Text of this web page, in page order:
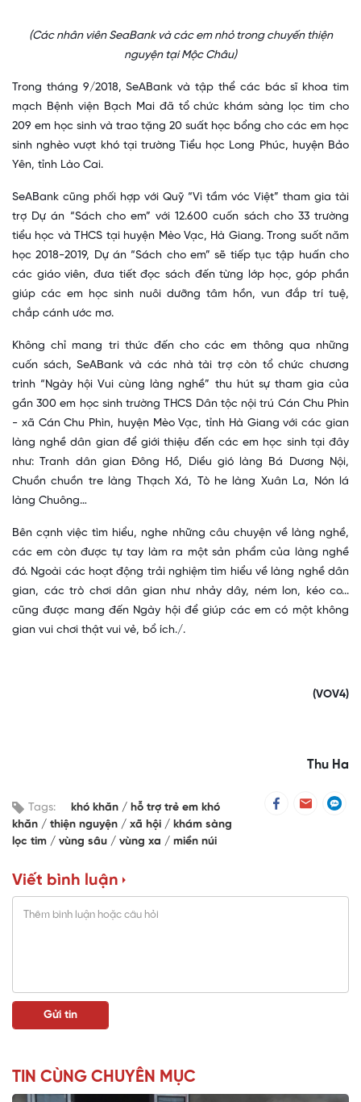
(Các nhân viên SeaBank và các em nhỏ trong chuyến thiện
nguyện tại Mộc Châu)
Trong tháng 9/2018, SeABank và tập thể các bác sĩ khoa tim
mạch Bệnh viện Bạch Mai đã tổ chức khám sàng lọc tim cho
209 em học sinh và trao tặng 20 suất học bổng cho các em học
sinh nghèo vượt khó tại trường Tiểu học Long Phúc, huyện Bảo
Yên, tỉnh Lào Cai.
SeABank cũng phối hợp với Quỹ “Vì tầm vóc Việt” tham gia tài
trợ Dự án “Sách cho em” với 12.600 cuốn sách cho 33 trường
tiểu học và THCS tại huyện Mèo Vạc, Hà Giang. Trong suốt năm
học 2018-2019, Dự án “Sách cho em” sẽ tiếp tục tập huấn cho
các giáo viên, đưa tiết đọc sách đến từng lớp học, góp phần
giúp các em học sinh nuôi dưỡng tâm hồn, vun đắp trí tuệ,
chắp cánh ước mơ.
Không chỉ mang tri thức đếncho các em thông qua những
cuốn sách, SeABank và các nhà tài trợ còn tổ chức chương
trình “Ngày hội Vui cùng làng nghề” thu hút sự tham gia của
gần 300 em học sinh trường THCS Dân tộc nội trú Cán Chu Phìn
- xã Cán Chu Phìn, huyện Mèo Vạc, tỉnh Hà Giang với các gian
làng nghề dân gian để giới thiệu đến các em học sinh tại đây
như: Tranh dân gian Đông Hồ, Diều gió làng Bá Dương Nội,
Chuồn chuồn tre làng Thạch Xá, Tò he làng Xuân La, Nón lá
làng Chuông…
Bên cạnh việc tìm hiểu, nghe những câu chuyện về làng nghề,
các em còn được tự tay làm ra một sản phẩm của làng nghề
đó. Ngoài các hoạt động trải nghiệm tìm hiểu về làng nghề dân
gian, các trò chơi dân gian như nhảy dây, ném lon, kéo co...
cũng được mang đến Ngày hội để giúp các em có một không
gian vui chơi thật vui vẻ, bổ ích./.
(VOV4)
Thu Ha
Tags: khó khăn
hỗ trợ trẻ em khó
khăn
thiện nguyện xã hội
khám sàng
lọc tim
vùng sâu vùng xa miền núi
Viết bình luận
TIN CÙNG CHUYÊN MỤC